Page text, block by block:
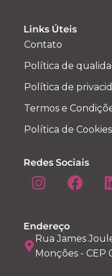
Links Úteis
Contato
Política de
Política de
Termos e
Política de Cookies
Redes Sociais
Endereço
Rua James
Monções - CEP